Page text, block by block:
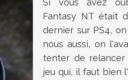
Si vous avez
Fantasy NT était
dernier sur PS4,
nous aussi, on
tenter de relancer
jeu qui, il faut bien